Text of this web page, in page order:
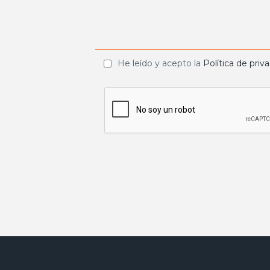
He leído y acepto la Política de